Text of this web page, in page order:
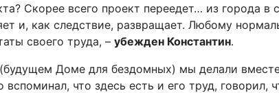
Скорее всего проект переедет… из города в
и, как следствие, развращает. Любому
своего труда, – убежден Константин.
Доме для бездомных) мы делали
вспоминал, что здесь есть и его труд, говорил,